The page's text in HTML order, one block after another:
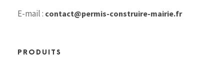
E-mail : contact@permis-construire-mairie.fr
PRODUITS